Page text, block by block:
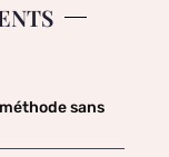
sans